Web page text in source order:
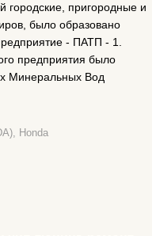
пригородные и
было образовано
- ПАТП - 1.
предприятия было
Минеральных Вод
Honda